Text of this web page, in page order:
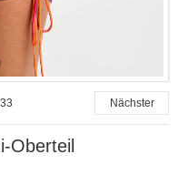
Nächster
Oberteil